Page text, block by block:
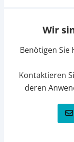
Wir
Benötigen Sie
Kontaktieren
deren